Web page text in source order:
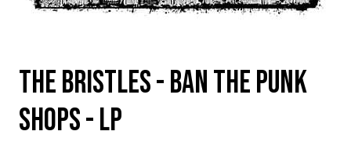
The Bristles - Ban The Punk
Shops - LP